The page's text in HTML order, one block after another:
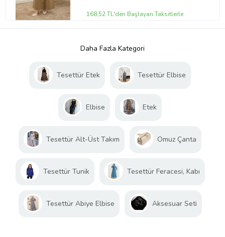
168,52 TL'den Başlayan Taksitlerle
Daha Fazla Kategori
Tesettür Etek Tesettür Elbise
Elbise Etek
Tesettür Alt-Üst Takım Omuz Çanta
Tesettür Tunik Tesettür Feracesi, Kabı
Tesettür Abiye Elbise Aksesuar Seti